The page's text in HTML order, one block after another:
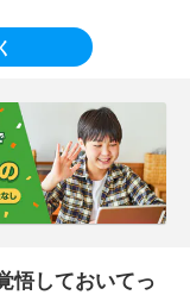
悟しておいてっ